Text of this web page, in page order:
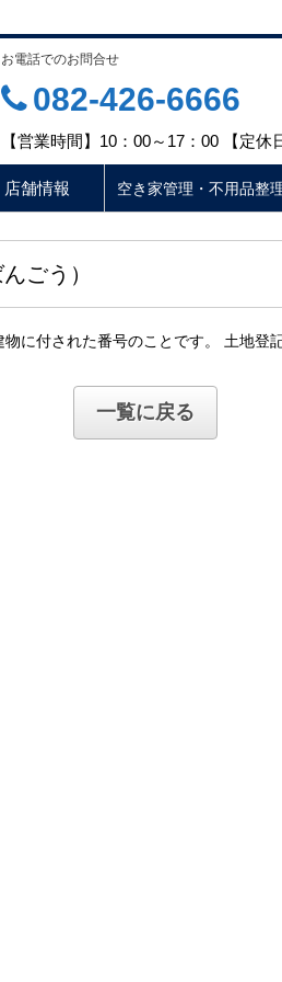
お電話でのお問合せ
082-426-6666
【営業時間】10：00～17：00 【定
店舗情報 空き家管理・不用品整
ごう）
に付された番号のことです。 土地登
一覧に戻る